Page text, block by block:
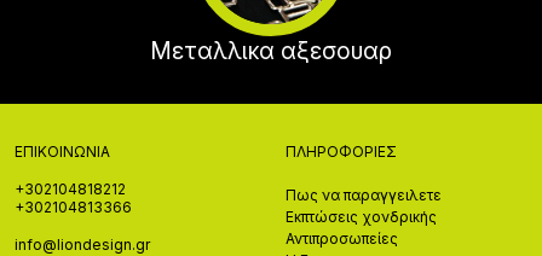
Μεταλλικα αξεσουαρ
ΕΠΙΚΟΙΝΩΝΊΑ
+302104818212
+302104813366
info@liondesign.gr
ΠΛΗΡΟΦΟΡΊΕΣ
Πως να παραγγειλετε
Εκπτώσεις χονδρικής
Αντιπροσωπείες